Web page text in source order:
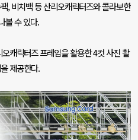
,비치백 등 산리오캐릭터즈와 콜라보한
볼 수 있다.
캐릭터즈 프레임을 활용한4컷 사진 촬
제공한다.